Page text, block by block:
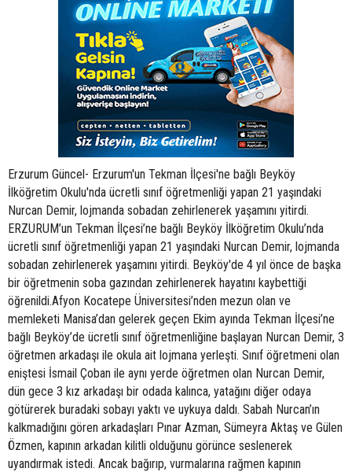
Erzurum Güncel- Erzurum'un Tekman İlçesi'ne bağlı Beyköy
İlköğretim Okulu'nda ücretli sınıf öğretmenliği yapan 21 yaşındaki
Nurcan Demir, lojmanda sobadan zehirlenerek yaşamını yitirdi.
ERZURUM’un Tekman İlçesi’ne bağlı Beyköy İlköğretim Okulu’nda
ücretli sınıf öğretmenliği yapan 21 yaşındaki Nurcan Demir, lojmanda
sobadan zehirlenerek yaşamını yitirdi. Beyköy'de 4 yıl önce de başka
bir öğretmenin soba gazından zehirlenerek hayatını kaybettiği
öğrenildi.Afyon Kocatepe Üniversitesi’nden mezun olan ve
memleketi Manisa’dan gelerek geçen Ekim ayında Tekman İlçesi’ne
bağlı Beyköy’de ücretli sınıf öğretmenliğine başlayan Nurcan Demir, 3
öğretmen arkadaşı ile okula ait lojmana yerleşti. Sınıf öğretmeni olan
eniştesi İsmail Çoban ile aynı yerde öğretmen olan Nurcan Demir,
dün gece 3 kız arkadaşı bir odada kalınca, yatağını diğer odaya
götürerek buradaki sobayı yaktı ve uykuya daldı. Sabah Nurcan’ın
kalkmadığını gören arkadaşları Pınar Azman, Sümeyra Aktaş ve Gülen
Özmen, kapının arkadan kilitli olduğunu görünce seslenerek
uyandırmak istedi. Ancak bağırıp, vurmalarına rağmen kapının